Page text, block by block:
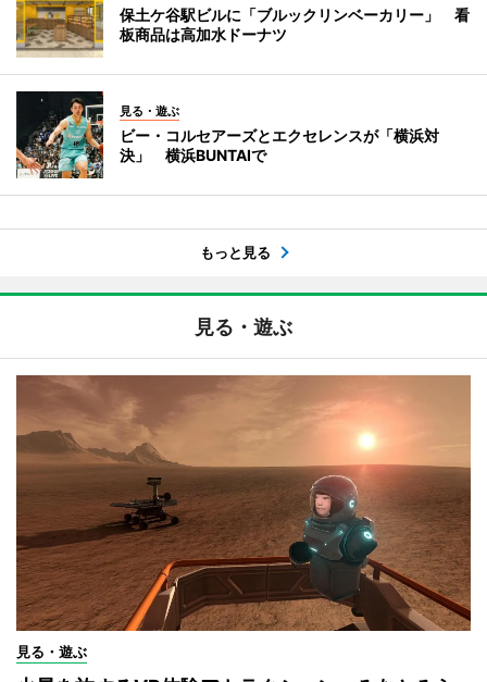
保土ケ谷駅ビルに「ブルックリンベーカリー」 看
板商品は高加水ドーナツ
見る・遊ぶ
ビー・コルセアーズとエクセレンスが「横浜対
決」 横浜BUNTAIで
もっと見る
見る・遊ぶ
見る・遊ぶ